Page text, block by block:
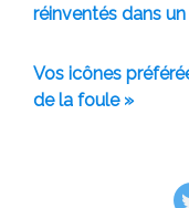
réinventés dans
Vos icônes
de la foule »